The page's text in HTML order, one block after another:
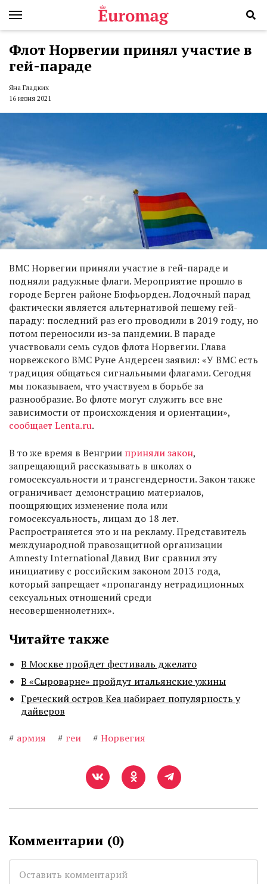
Флот Норвегии принял участие в
гей-параде
Яна Гладких
16 июня 2021
ВМС Норвегии приняли участие в гей-параде и
подняли радужные флаги. Мероприятие прошло в
городе Берген районе Бюфьорден. Лодочный парад
фактически является альтернативой пешему гей-
параду: последний раз его проводили в 2019 году, но
потом переносили из-за пандемии. В параде
участвовали семь судов флота Норвегии. Глава
норвежского ВМС Руне Андерсен заявил: «У ВМС есть
традиция общаться сигнальными флагами. Сегодня
мы показываем, что участвуем в борьбе за
разнообразие. Во флоте могут служить все вне
зависимости от происхождения и ориентации»,
сообщает Lenta.ru.
В то же время в Венгрии приняли закон,
запрещающий рассказывать в школах о
гомосексуальности и трансгендерности. Закон также
ограничивает демонстрацию материалов,
поощряющих изменение пола или
гомосексуальность, лицам до 18 лет.
Распространяется это и на рекламу. Представитель
международной правозащитной организации
Amnesty International Давид Виг сравнил эту
инициативу с российским законом 2013 года,
который запрещает «пропаганду нетрадиционных
сексуальных отношений среди
несовершеннолетних».
Читайте также
В Москве пройдет фестиваль джелато
В «Сыроварне» пройдут итальянские ужины
Греческий остров Кеа набирает популярность у
дайверов
# армия # геи # Норвегия
Комментарии (0)